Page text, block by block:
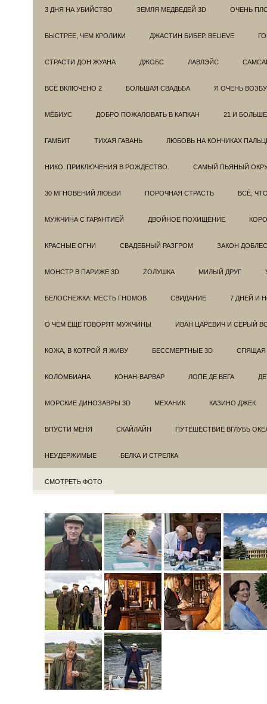
3 ДНЯ НА УБИЙСТВО ЗЕМЛЯ МЕДВЕДЕЙ 3D ОЧЕНЬ
БЫСТРЕЕ, ЧЕМ КРОЛИКИ ДЖАСТИН БИБЕР. BELIEVE
СТРАСТИ ДОН ЖУАНА ДЖОБС ЛАВЛЭЙС
ВСЁ ВКЛЮЧЕНО 2 БОЛЬШАЯ СВАДЬБА Я ОЧЕНЬ
МЁБИУС ДОБРО ПОЖАЛОВАТЬ В КАПКАН 21 И БОЛЬШЕ
ГАМБИТ ТИХАЯ ГАВАНЬ ЛЮБОВЬ НА КОНЧИКАХ
НИКО. ПРИКЛЮЧЕНИЯ В РОЖДЕСТВО. САМЫЙ ПЬЯНЫЙ
30 МГНОВЕНИЙ ЛЮБВИ ПОРОЧНАЯ СТРАСТЬ ВСЁ,
МУЖЧИНА С ГАРАНТИЕЙ ДВОЙНОЕ ПОХИЩЕНИЕ
КРАСНЫЕ ОГНИ СВАДЕБНЫЙ РАЗГРОМ ЗАКОН
МОНСТР В ПАРИЖЕ 3D ZОЛУШКА МИЛЫЙ ДРУГ
БЕЛОСНЕЖКА: МЕСТЬ ГНОМОВ СВИДАНИЕ 7 ДНЕЙ И
О ЧЁМ ЕЩЁ ГОВОРЯТ МУЖЧИНЫ ИВАН ЦАРЕВИЧ И СЕРЫЙ
КОЖА, В КОТРОЙ Я ЖИВУ БЕССМЕРТНЫЕ 3D СПЯЩАЯ
КОЛОМБИАНА КОНАН-ВАРВАР ЛОПЕ ДЕ ВЕГА
МОРСКИЕ ДИНОЗАВРЫ 3D МЕХАНИК КАЗИНО ДЖЕК
ВПУСТИ МЕНЯ СКАЙЛАЙН ПУТЕШЕСТВИЕ ВГЛУБЬ
НЕУДЕРЖИМЫЕ БЕЛКА И СТРЕЛКА
СМОТРЕТЬ ФОТО